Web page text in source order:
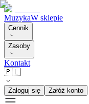
MuzykaW sklepie
Cennik
Zasoby
Kontakt
🇵🇱
Zaloguj się Załóż konto